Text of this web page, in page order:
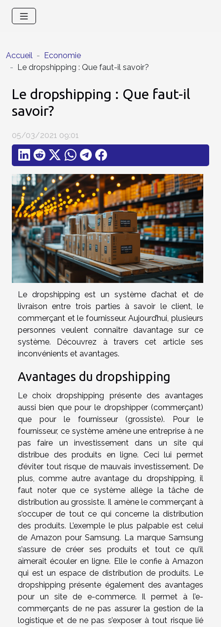
Accueil
Economie
Le dropshipping : Que faut-il savoir?
Le dropshipping : Que faut-il
savoir?
05/03/2021 09:01
Le dropshipping est un système d’achat et de
livraison entre trois parties à savoir le client, le
commerçant et le fournisseur. Aujourd’hui, plusieurs
personnes veulent connaître davantage sur ce
système. Découvrez à travers cet article ses
inconvénients et avantages.
Avantages du dropshipping
Le choix dropshipping présente des avantages
aussi bien que pour le dropshipper (commerçant)
que pour le fournisseur (grossiste). Pour le
fournisseur, ce système amène une entreprise à ne
pas faire un investissement dans un site qui
distribue des produits en ligne. Ceci lui permet
d’éviter tout risque de mauvais investissement. De
plus, comme autre avantage du dropshipping, il
faut noter que ce système allège la tâche de
distribution au grossiste. Il amène le commerçant à
s’occuper de tout ce qui concerne la distribution
des produits. L’exemple le plus palpable est celui
de Amazon pour Samsung. La marque Samsung
s’assure de créer ses produits et tout ce qu’il
aimerait écouler en ligne. Elle le confie à Amazon
qui est un espace de distribution de produits. Le
dropshipping présente également des avantages
pour un site de e-commerce. Il permet à l’e-
commerçants de ne pas assurer la gestion de la
logistique et de ne pas s’exposer à tout risque lié